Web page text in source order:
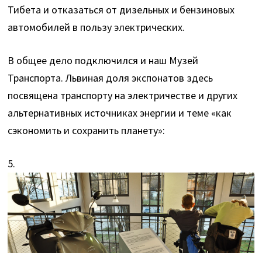
Тибета и отказаться от дизельных и бензиновых
автомобилей в пользу электрических.
В общее дело подключился и наш Музей
Транспорта. Львиная доля экспонатов здесь
посвящена транспорту на электричестве и других
альтернативных источниках энергии и теме «как
сэкономить и сохранить планету»:
5.